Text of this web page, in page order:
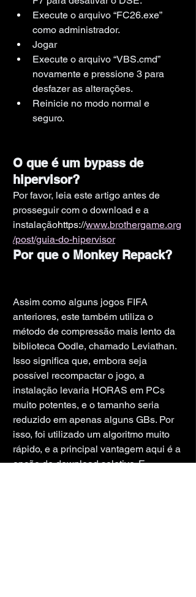
Execute o arquivo “FC26.exe”
como administrador.
Jogar
Execute o arquivo “VBS.cmd”
novamente e pressione 3 para
desfazer as alterações.
Reinicie no modo normal e
seguro.
O que é um bypass de
hipervisor?
Por favor, leia este artigo antes de
prosseguir com o download e a
instalaçãohttps://www.brothergame.org
/post/guia-do-hipervisor
Por que o Monkey Repack?
Assim como alguns jogos FIFA
anteriores, este também utiliza o
método de compressão mais lento da
biblioteca Oodle, chamado Leviathan.
Isso significa que, embora seja
possível recompactar o jogo, a
instalação levaria HORAS em PCs
muito potentes, e o tamanho seria
reduzido em apenas alguns GBs. Por
isso, foi utilizado um algoritmo muito
rápido, e a principal vantagem aqui é a
opção de download seletivo. E